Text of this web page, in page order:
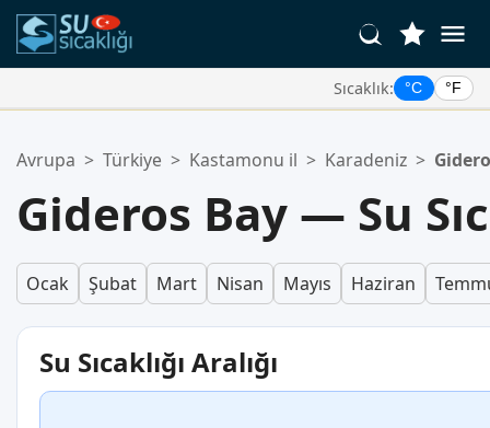
Sıcaklık: °C °F
Favoriler listeniz boş.
Avrupa > Türkiye > Kastamonu il > Karadeniz >
Gideros Bay — Su
Ocak Şubat Mart Nisan Mayıs Haziran
Su Sıcaklığı Aralığı